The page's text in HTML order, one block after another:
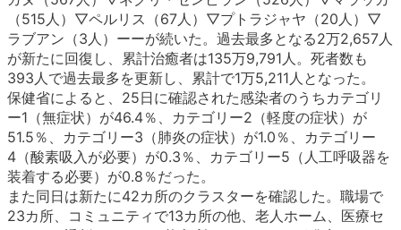
（515人）▽ペルリス（67人）▽プトラジャヤ（20人）▽
ラブアン（3人）ーーが続いた。過去最多となる2万2,657人
が新たに回復し、累計治癒者は135万9,791人。死者数も
393人で過去最多を更新し、累計で1万5,211人となった。
保健省によると、25日に確認された感染者のうちカテゴリ
ー1（無症状）が46.4％、カテゴリー2（軽度の症状）が
51.5％、カテゴリー3（肺炎の症状）が1.0％、カテゴリー
4（酸素吸入が必要）が0.3％、カテゴリー5（人工呼吸器を
装着する必要）が0.8％だった。
また同日は新たに42カ所のクラスターを確認した。職場で
23カ所、コミュニティで13カ所の他、老人ホーム、医療セ